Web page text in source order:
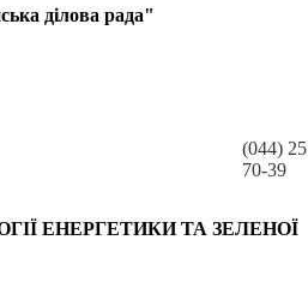
ділова рада"
(044)
70-39
ЕНЕРГЕТИКИ ТА ЗЕЛЕНОЇ